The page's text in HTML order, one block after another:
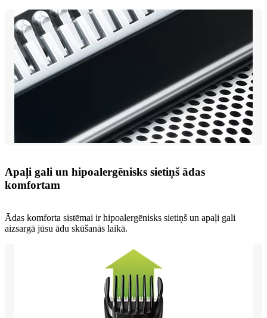
Apaļi gali un hipoalergēnisks sietiņš ādas
komfortam
Ādas komforta sistēmai ir hipoalergēnisks sietiņš un apaļi gali
aizsargā jūsu ādu skūšanās laikā.